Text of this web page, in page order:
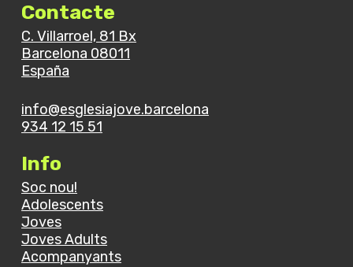
Contacte
C. Villarroel, 81 Bx
Barcelona 08011
España
info@esglesiajove.barcelona
934 12 15 51
Info
Soc nou!
Adolescents
Joves
Joves Adults
Acompanyants